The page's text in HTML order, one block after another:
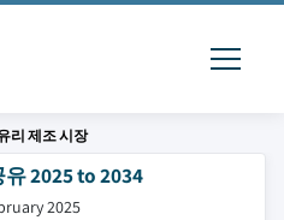
리 제조 시장
2025 to 2034
2025